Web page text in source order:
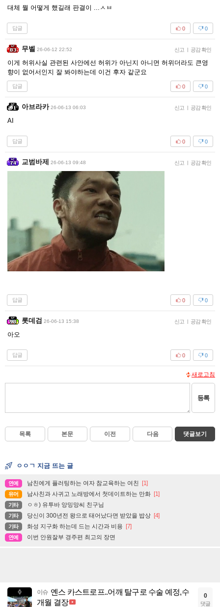
대체 뭘 어떻게 했길래 판결이 ...ㅅㅂ
답글 0
0
무벨 26-06-12 22:52 신고 | 공감 확인
이게 허위사실 관련된 사안에선 허위가 아닌지 아니면 허위더라도 큰영
향이 없어서인지 잘 봐야하는데 이건 후자 같군요
답글 0
0
아브라카 26-06-13 06:03 신고 | 공감 확인
AI
답글 0
0
교범바제 26-06-13 09:48 신고 | 공감 확인
답글 0
0
롯데검 26-06-13 15:38 신고 | 공감 확인
아오
답글 0
0
새로고침
등록
목록 본문 이전 다음 댓글보기
ㅇㅇㄱ 지금 뜨는 글
연예 남친에게 플러팅하는 여자 참교육하는 여친 [1]
유머 남사친과 사귀고 노래방에서 첫데이트하는 만화 [1]
기타 ㅇㅎ) 유투바 앙밍망씨 친구님
기타 당신이 300년전 왕으로 태어났다면 받았을 밥상 [4]
기타 화성 지구화 하는데 드는 시간과 비용 [7]
연예 이번 안원잘부 경주편 최고의 장면
이슈 옌스 카스트로프..어깨 탈구로 수술 예정,수
개월 결장
0
댓글